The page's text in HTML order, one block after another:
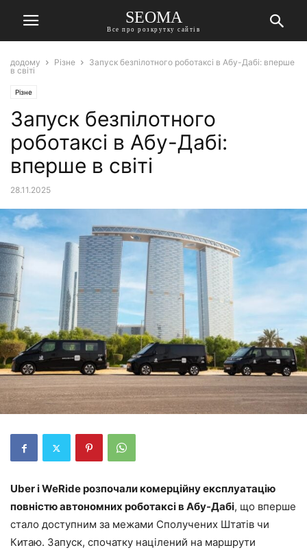
SEOMA
Все про розкрутку сайтів
додому Різне
Запуск безпілотного роботаксі в Абу-Дабі: вперше
в світі
Різне
Запуск безпілотного
роботаксі в Абу-Дабі:
вперше в світі
28.11.2025
Uber і WeRide розпочали комерційну експлуатацію
повністю автономних роботаксі в Абу-Дабі, що вперше
стало доступним за межами Сполучених Штатів чи
Китаю. Запуск, спочатку націлений на маршрути